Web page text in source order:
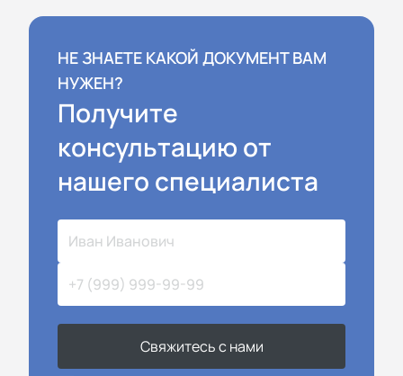
НЕ ЗНАЕТЕ КАКОЙ ДОКУМЕНТ ВАМ
НУЖЕН?
Получите
консультацию от
нашего специалиста
Свяжитесь с нами